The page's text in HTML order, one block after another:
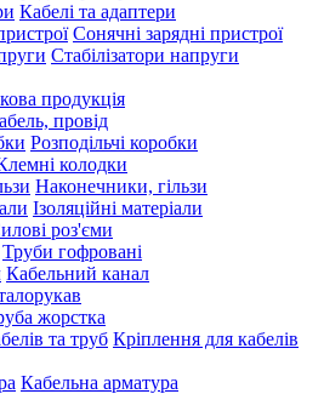
Кабелі та адаптери
Сонячні зарядні пристрої
Стабілізатори напруги
продукція
провід
Розподільчі коробки
колодки
Наконечники, гільзи
Ізоляційні матеріали
роз'єми
Труби гофровані
Кабельний канал
жорстка
Кріплення для кабелів
Кабельна арматура